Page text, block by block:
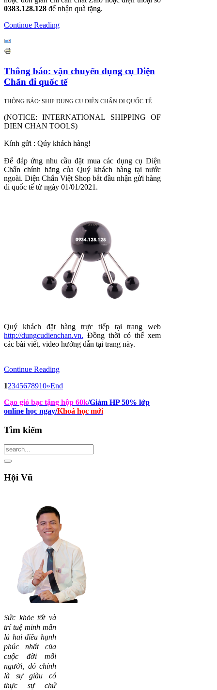
0383.128.128 để nhận quà tặng.
Continue Reading
Thông báo: vận chuyển dụng cụ Diện
Chẩn đi quốc tế
THÔNG BÁO: SHIP DỤNG CỤ DIỆN CHẨN ĐI QUỐC TẾ
(NOTICE: INTERNATIONAL SHIPPING OF
DIEN CHAN TOOLS)
Kính gửi : Qúy khách hàng!
Để đáp ứng nhu cầu đặt mua các dụng cụ Diện
Chẩn chính hãng của Quý khách hàng tại nước
ngoài. Diện Chẩn Việt Shop bắt đầu nhận gửi hàng
đi quốc tế từ ngày 01/01/2021.
Quý khách đặt hàng trực tiếp tại trang web
http://dungcudienchan.vn. Đồng thời có thể xem
các bài viết, video hướng dẫn tại trang này.
Continue Reading
12345678910»End
Cạo gió bạc tặng hộp 60k/Giảm HP 50% lớp
online học ngay/Khoá học mới
Tìm kiếm
Hội Vũ
Sức khỏe tốt và
trí tuệ minh mẫn
là hai điều hạnh
phúc nhất của
cuộc đời mỗi
người, đó chính
là sự giàu có
thực sự chứ